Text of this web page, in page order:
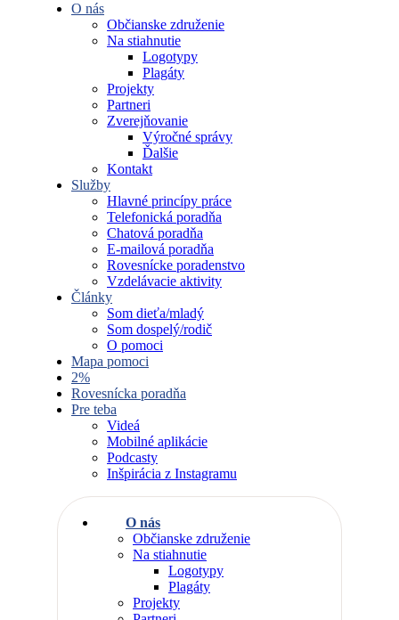
O nás
Občianske združenie
Na stiahnutie
Logotypy
Plagáty
Projekty
Partneri
Zverejňovanie
Výročné správy
Ďalšie
Kontakt
Služby
Hlavné princípy práce
Telefonická poradňa
Chatová poradňa
E-mailová poradňa
Rovesnícke poradenstvo
Vzdelávacie aktivity
Články
Som dieťa/mladý
Som dospelý/rodič
O pomoci
Mapa pomoci
2%
Rovesnícka poradňa
Pre teba
Videá
Mobilné aplikácie
Podcasty
Inšpirácia z Instagramu
O nás
Občianske združenie
Na stiahnutie
Logotypy
Plagáty
Projekty